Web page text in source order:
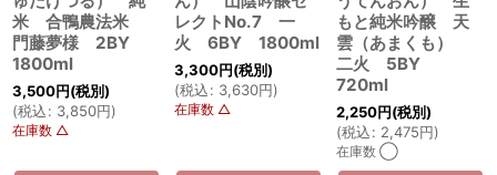
米 合鴨農法米
門藤夢様 2BY
1800ml
3,500円(税別)
(税込: 3,850円)
在庫数 △
レクトNo.7 一
火 6BY 1800ml
3,300円(税別)
(税込: 3,630円)
在庫数 △
もと純米吟醸 天
雲（あまくも）
二火 5BY
720ml
2,250円(税別)
(税込: 2,475円)
在庫数 ◯